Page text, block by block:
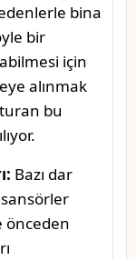
bina
bir
için
alınmak
bu
Bazı dar
önceden